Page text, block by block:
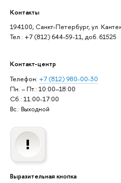
Контакты
194100, Санкт-Петербург, ул.
Тел.: +7 (812) 644-59-11, доб. 61525
Контакт-центр
Телефон: +7 (812) 980-00-30
Пн. – Пт.: 10:00–18:00
Сб.: 11:00-17:00
Вс.: Выходной
Выразительная кнопка